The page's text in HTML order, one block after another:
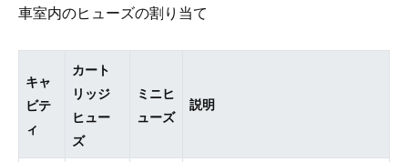
車室内のヒューズの割り当て
キャ
ビテ
ィ
カート
リッジ
ヒュー
ズ
ミニヒ
ューズ
説明